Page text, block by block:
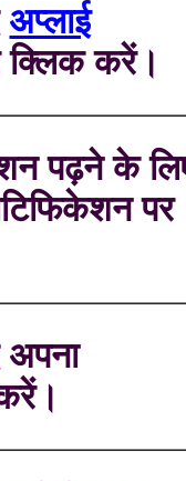
अप्लाई
करें।
पढ़ने के
पर